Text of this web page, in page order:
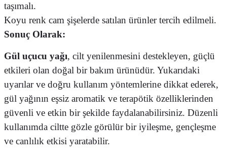
taşımalı.
Koyu renk cam şişelerde satılan ürünler tercih edilmeli.
Sonuç Olarak:
Gül uçucu yağı, cilt yenilenmesini destekleyen, güçlü
etkileri olan doğal bir bakım ürünüdür. Yukarıdaki
uyarılar ve doğru kullanım yöntemlerine dikkat ederek,
gül yağının eşsiz aromatik ve terapötik özelliklerinden
güvenli ve etkin bir şekilde faydalanabilirsiniz. Düzenli
kullanımda ciltte gözle görülür bir iyileşme, gençleşme
ve canlılık etkisi yaratabilir.